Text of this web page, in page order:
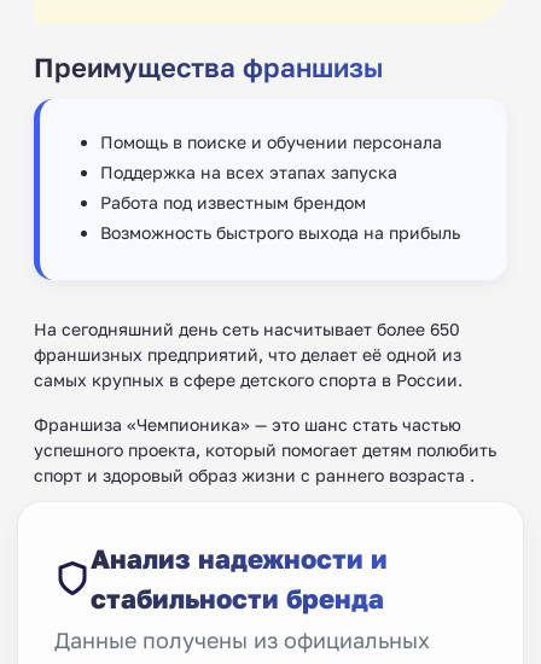
Преимущества франшизы
Помощь в поиске и обучении персонала
Поддержка на всех этапах запуска
Работа под известным брендом
Возможность быстрого выхода на прибыль
На сегодняшний день сеть насчитывает более 650
франшизных предприятий, что делает её одной из
самых крупных в сфере детского спорта в России.
Франшиза «Чемпионика» — это шанс стать частью
успешного проекта, который помогает детям полюбить
спорт и здоровый образ жизни с раннего возраста .
Анализ надежности и
стабильности бренда
Данные получены из официальных